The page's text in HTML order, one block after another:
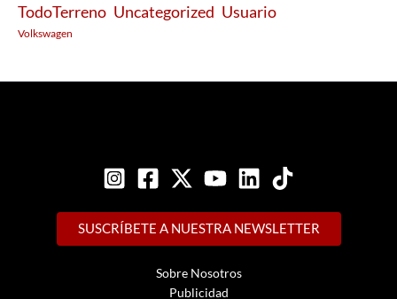
TodoTerreno Uncategorized Usuario
Volkswagen
SUSCRÍBETE A NUESTRA NEWSLETTER
Sobre Nosotros
Publicidad